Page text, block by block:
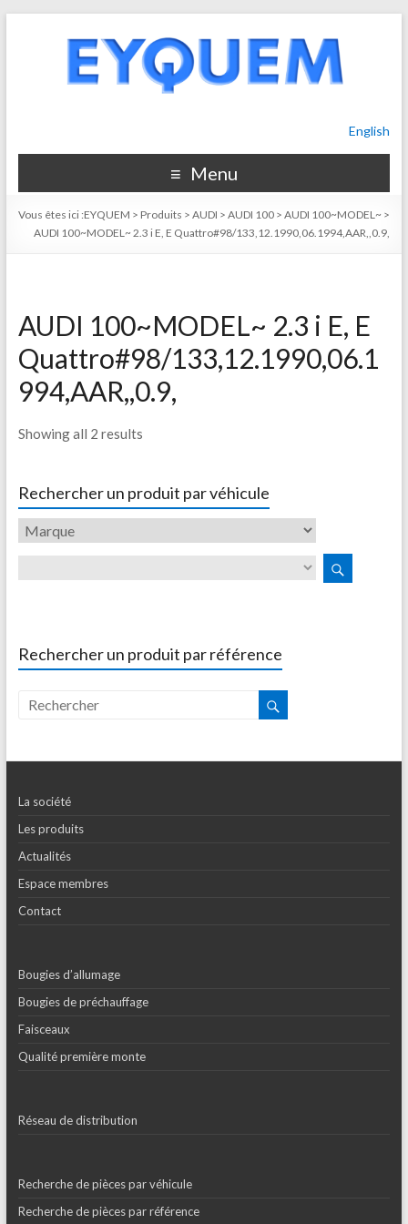
English
Menu
Vous êtes ici :EYQUEM > Produits >AUDI >AUDI 100 >AUDI 100~MODEL~ >
AUDI 100~MODEL~ 2.3 i E, E Quattro#98/133,12.1990,06.1994,AAR,,0.9,
AUDI 100~MODEL~ 2.3 i E, E
Quattro#98/133,12.1990,06.1
994,AAR,,0.9,
Showing all 2 results
Rechercher un produit par véhicule
Rechercher un produit par référence
La société
Les produits
Actualités
Espace membres
Contact
Bougies d’allumage
Bougies de préchauffage
Faisceaux
Qualité première monte
Réseau de distribution
Recherche de pièces par véhicule
Recherche de pièces par référence